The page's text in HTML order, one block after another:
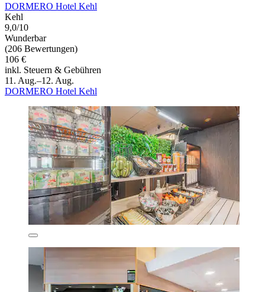
DORMERO Hotel Kehl
Kehl
9,0/10
Wunderbar
(206 Bewertungen)
106 €
inkl. Steuern & Gebühren
11. Aug.–12. Aug.
DORMERO Hotel Kehl